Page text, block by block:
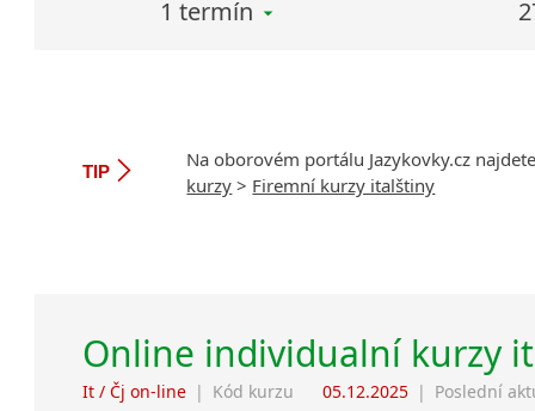
1 termín
TIP
Na oborovém portálu Jazykovky.cz
kurzy > Firemní kurzy italštiny
Online individualní kurzy
It / Čj on-line | Kód kurzu 05.12.2025 | Poslední